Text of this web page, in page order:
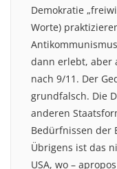
Demokratie
Worte)
dann erlebt, aber
nach 9/11. Der
grundfalsch. Die
anderen
Bedürfnissen der
Übrigens ist das
USA, wo –